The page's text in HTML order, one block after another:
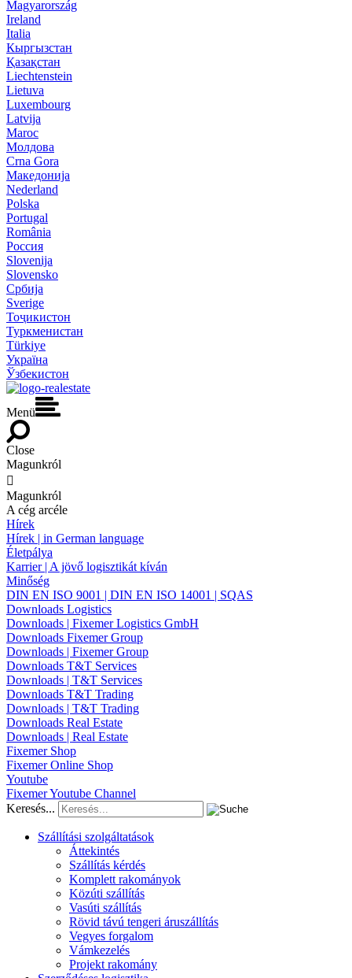
Magyarország
Ireland
Italia
Кыргызстан
Қазақстан
Liechtenstein
Lietuva
Luxembourg
Latvija
Maroc
Молдова
Crna Gora
Македонија
Nederland
Polska
Portugal
România
Россия
Slovenija
Slovensko
Србија
Sverige
Тоҷикистон
Туркменистан
Türkiye
Україна
Ўзбекистон
Menü
Close
Magunkról

Magunkról
A cég arcéle
Hírek
Hírek | in German language
Életpálya
Karrier | A jövő logisztikát kíván
Minőség
DIN EN ISO 9001 | DIN EN ISO 14001 | SQAS
Downloads Logistics
Downloads | Fixemer Logistics GmbH
Downloads Fixemer Group
Downloads | Fixemer Group
Downloads T&T Services
Downloads | T&T Services
Downloads T&T Trading
Downloads | T&T Trading
Downloads Real Estate
Downloads | Real Estate
Fixemer Shop
Fixemer Online Shop
Youtube
Fixemer Youtube Channel
Keresés...
Szállítási szolgáltatások
Áttekintés
Szállítás kérdés
Komplett rakományok
Közúti szállítás
Vasúti szállítás
Rövid távú tengeri áruszállítás
Vegyes forgalom
Vámkezelés
Projekt rakomány